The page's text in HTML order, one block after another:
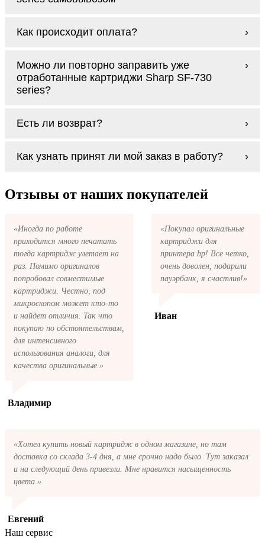
доставим заказ и сделаем это бесплатно
доставляем Вам картриджи Sharp SF-730
series
Как происходит оплата?
series наличными курьеру при получении
заказа.
Можно ли повторно заправить уже
отработанные картриджи Sharp SF-730
series?
процесс проще, в случае с оригиналами
В любом случае вы можете заправить
картриджи Sharp SF-730 series. У нас можно
моделей принтеров.
Есть ли возврат?
какой-то причине вам не подошли, мы при
Как узнать принят ли мой заказ в работу?
Sharp SF-730 series на указанную вами
электронную почту придёт письмо с копией
чтобы оформить доставку. Если вы не
получили письмо с копией заказа,
пожалуйста, свяжитесь с нами через сервис
обратная связь, или позвоните.
Отзывы от наших покупателей
«Иногда по работе
приходится много печатать
тогда картридж улетает на
раз. Помимо оригиналов
попробовал совместимые
картриджи. Честно, под
микроскопом может кто-то
и найдет отличия. Так что
покупаю по обстоятельствам,
для интенсивного
использования аналоги, для
качества оригинальные.»
Владимир
«Покупал оригинальные
картриджи для
принтера hp! Все четко,
очень доволен, подарили
пауэрбанк, я счастлив!»
Иван
«Хотел купить новый картридж в одном магазине, но там
доставка со склада 3-4 дня, а мне срочно надо было. Тут заказал
и на следующий день привезли. Мне нравится насыщенность
цвета.»
Евгений
Наш сервис